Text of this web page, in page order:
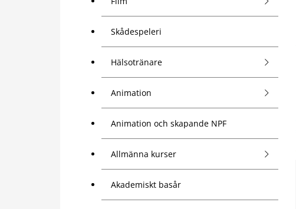
Skådespeleri
Hälsotränare
Animation
Animation och skapande NPF
Allmänna kurser
Akademiskt basår